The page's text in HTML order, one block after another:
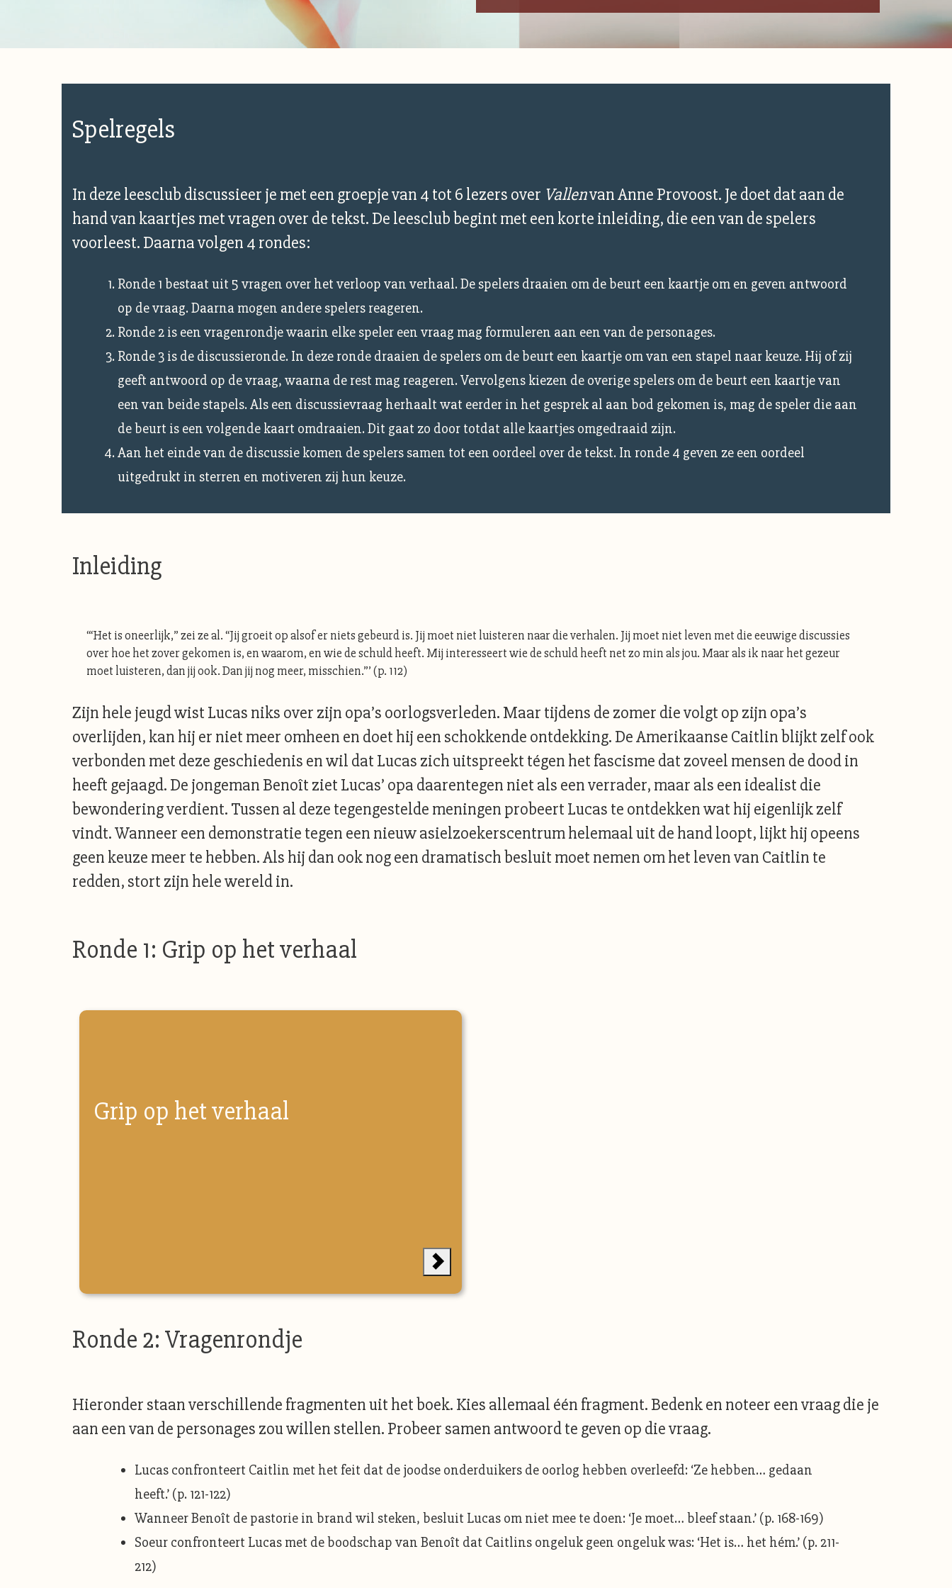
Spelregels
In deze leesclub discussieer je met een groepje van 4 tot 6 lezers over Vallenvan Anne Provoost. Je doet dat aan de
hand van kaartjes met vragen over de tekst. De leesclub begint met een korte inleiding, die een van de spelers
voorleest. Daarna volgen 4 rondes:
Ronde 1 bestaat uit 5 vragen over het verloop van verhaal. De spelers draaien om de beurt een kaartje om en geven antwoord
op de vraag. Daarna mogen andere spelers reageren.
Ronde 2 is een vragenrondje waarin elke speler een vraag mag formuleren aan een van de personages.
Ronde 3 is de discussieronde. In deze ronde draaien de spelers om de beurt een kaartje om van een stapel naar keuze. Hij of zij
geeft antwoord op de vraag, waarna de rest mag reageren. Vervolgens kiezen de overige spelers om de beurt een kaartje van
een van beide stapels. Als een discussievraag herhaalt wat eerder in het gesprek al aan bod gekomen is, mag de speler die aan
de beurt is een volgende kaart omdraaien. Dit gaat zo door totdat alle kaartjes omgedraaid zijn.
Aan het einde van de discussie komen de spelers samen tot een oordeel over de tekst. In ronde 4 geven ze een oordeel
uitgedrukt in sterren en motiveren zij hun keuze.
Inleiding
‘“Het is oneerlijk,” zei ze al. “Jij groeit op alsof er niets gebeurd is. Jij moet niet luisteren naar die verhalen. Jij moet niet leven met die eeuwige discussies
over hoe het zover gekomen is, en waarom, en wie de schuld heeft. Mij interesseert wie de schuld heeft net zo min als jou. Maar als ik naar het gezeur
moet luisteren, dan jij ook. Dan jij nog meer, misschien.”’ (p. 112)
Zijn hele jeugd wist Lucas niks over zijn opa’s oorlogsverleden. Maar tijdens de zomer die volgt op zijn opa’s
overlijden, kan hij er niet meer omheen en doet hij een schokkende ontdekking. De Amerikaanse Caitlin blijkt zelf ook
verbonden met deze geschiedenis en wil dat Lucas zich uitspreekt tégen het fascisme dat zoveel mensen de dood in
heeft gejaagd. De jongeman Benoît ziet Lucas’ opa daarentegen niet als een verrader, maar als een idealist die
bewondering verdient. Tussen al deze tegengestelde meningen probeert Lucas te ontdekken wat hij eigenlijk zelf
vindt. Wanneer een demonstratie tegen een nieuw asielzoekerscentrum helemaal uit de hand loopt, lijkt hij opeens
geen keuze meer te hebben. Als hij dan ook nog een dramatisch besluit moet nemen om het leven van Caitlin te
redden, stort zijn hele wereld in.
Ronde 1: Grip op het verhaal
Grip op het verhaal
Ronde 2: Vragenrondje
Hieronder staan verschillende fragmenten uit het boek. Kies allemaal één fragment. Bedenk en noteer een vraag die je
aan een van de personages zou willen stellen. Probeer samen antwoord te geven op die vraag.
Lucas confronteert Caitlin met het feit dat de joodse onderduikers de oorlog hebben overleefd: ‘Ze hebben… gedaan
heeft.’ (p. 121-122)
Wanneer Benoît de pastorie in brand wil steken, besluit Lucas om niet mee te doen: ‘Je moet… bleef staan.’ (p. 168-169)
Soeur confronteert Lucas met de boodschap van Benoît dat Caitlins ongeluk geen ongeluk was: ‘Het is… het hém.’ (p. 211-
212)